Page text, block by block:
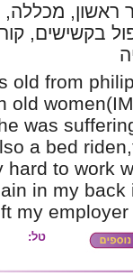
ראשון,
בקשישים,
old from
old
was
a bed
hard to work
in my back
my employer
טל: